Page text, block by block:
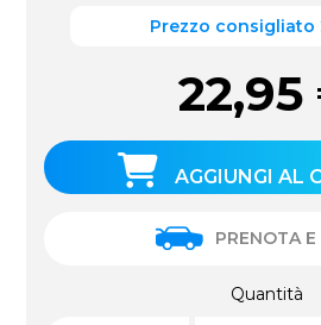
Prezzo consigliato
22,95
AGGIUNGI AL
PRENOTA
Quantità